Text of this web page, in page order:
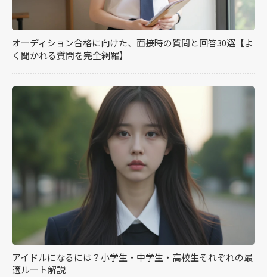
オーディション合格に向けた、面接時の質問と回答30選【よ
く聞かれる質問を完全網羅】
アイドルになるには？小学生・中学生・高校生それぞれの最
適ルート解説